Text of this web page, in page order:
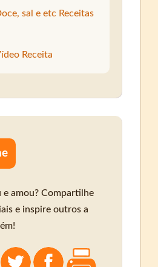
sal e etc Receitas
Receita
e amou? Compartilhe
e inspire outros a